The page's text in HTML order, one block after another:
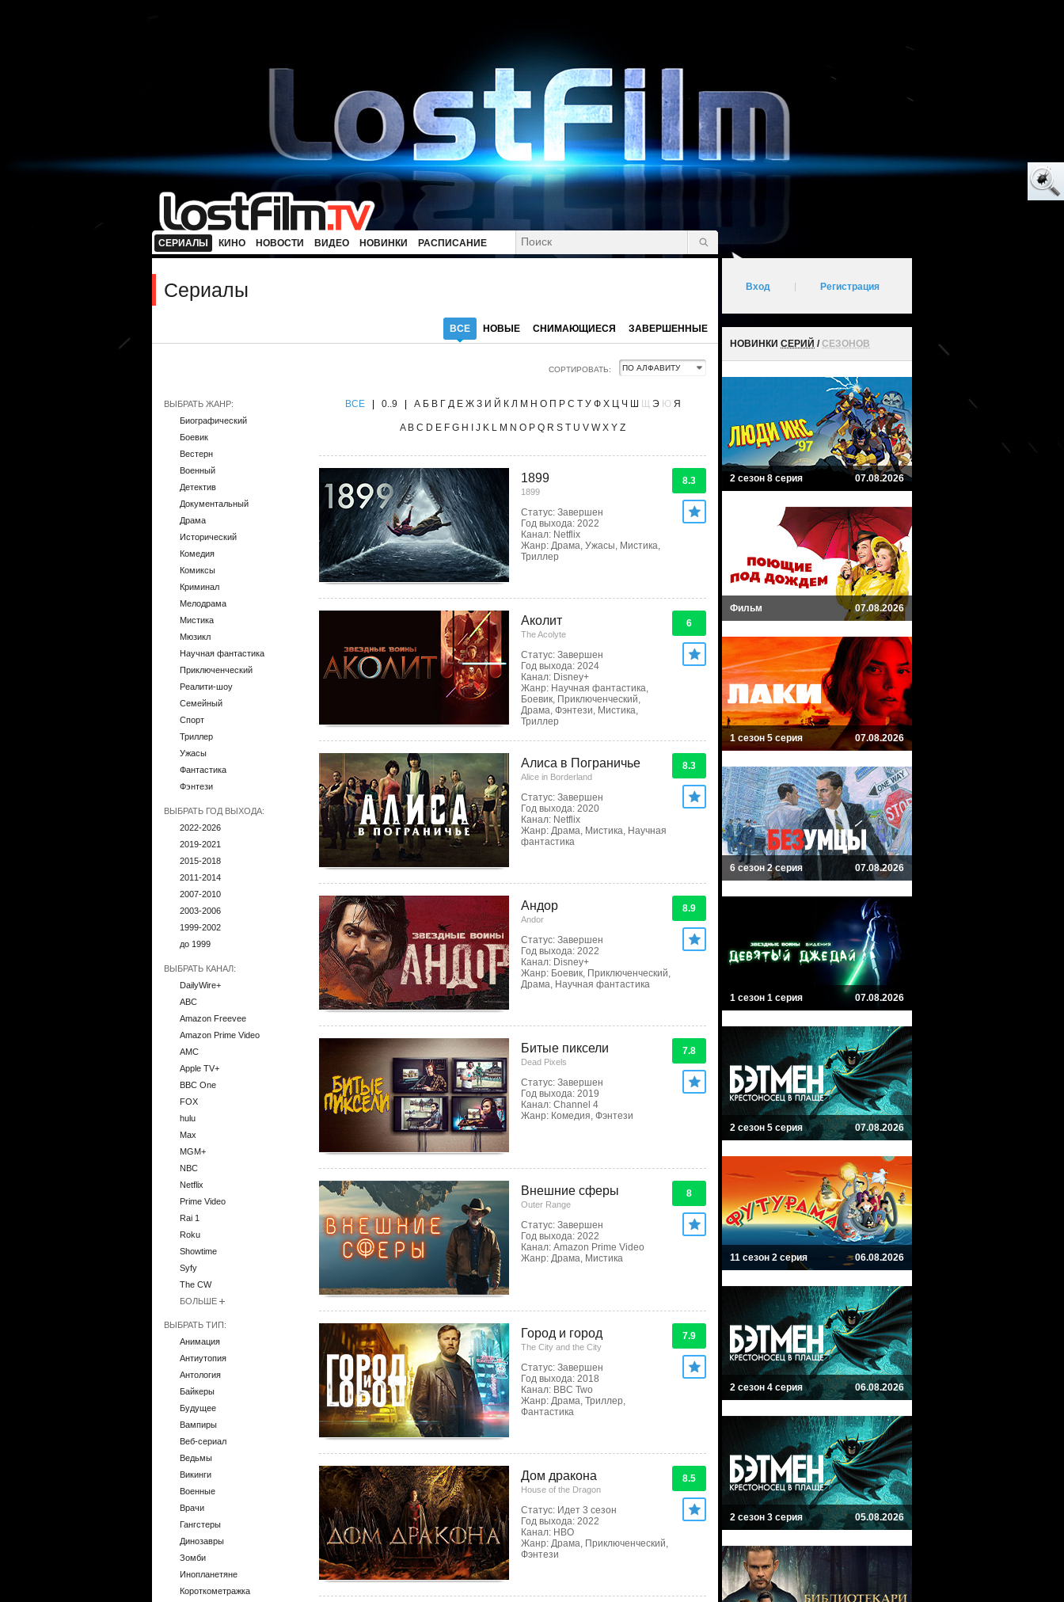
СЕРИАЛЫ КИНО НОВОСТИ ВИДЕО НОВИНКИ РАСПИСАНИЕ
Сериалы
ВСЕ НОВЫЕ СНИМАЮЩИЕСЯ ЗАВЕРШЕННЫЕ
СОРТИРОВАТЬ:
ВЫБРАТЬ ЖАНР:
Биографический
Боевик
Вестерн
Военный
Детектив
Документальный
Драма
Исторический
Комедия
Комиксы
Криминал
Мелодрама
Мистика
Мюзикл
Научная фантастика
Приключенческий
Реалити-шоу
Семейный
Спорт
Триллер
Ужасы
Фантастика
Фэнтези
ВЫБРАТЬ ГОД ВЫХОДА:
2022-2026
2019-2021
2015-2018
2011-2014
2007-2010
2003-2006
1999-2002
до 1999
ВЫБРАТЬ КАНАЛ:
DailyWire+
ABC
Amazon Freevee
Amazon Prime Video
AMC
Apple TV+
BBC One
FOX
hulu
Max
MGM+
NBC
Netflix
Prime Video
Rai 1
Roku
Showtime
Syfy
The CW
БОЛЬШЕ
ВЫБРАТЬ ТИП:
Анимация
Антиутопия
Антология
Байкеры
Будущее
Вампиры
Веб-сериал
Ведьмы
Викинги
Военные
Врачи
Гангстеры
Динозавры
Зомби
Инопланетяне
Короткометражка
ВCE 0..9 А Б В Г Д Е Ж З И Й К Л М Н О П Р С Т У Ф Х Ц Ч Ш Щ Э Ю Я
A B C D E F G H J K L M N O P Q R S T U V W X Y Z
1899
1899
Статус: Завершен
Год выхода: 2022
Канал: Netflix
Жанр: Драма, Ужасы, Мистика,
Триллер
8.3
Аколит
The Acolyte
Статус: Завершен
Год выхода: 2024
Канал: Disney+
Жанр: Научная фантастика,
Боевик, Приключенческий,
Драма, Фэнтези, Мистика,
Триллер
6
Алиса в Пограничье
Alice in Borderland
Статус: Завершен
Год выхода: 2020
Канал: Netflix
Жанр: Драма, Мистика, Научная
фантастика
8.3
Андор
Andor
Статус: Завершен
Год выхода: 2022
Канал: Disney+
Жанр: Боевик, Приключенческий,
Драма, Научная фантастика
8.9
Битые пиксели
Dead Pixels
Статус: Завершен
Год выхода: 2019
Канал: Channel 4
Жанр: Комедия, Фэнтези
7.8
Внешние сферы
Outer Range
Статус: Завершен
Год выхода: 2022
Канал: Amazon Prime Video
Жанр: Драма, Мистика
8
Город и город
The City and the City
Статус: Завершен
Год выхода: 2018
Канал: BBC Two
Жанр: Драма, Триллер,
Фантастика
7.9
Дом дракона
House of the Dragon
Статус: Идет 3 сезон
Год выхода: 2022
Канал: HBO
Жанр: Драма, Приключенческий,
Фэнтези
8.5
Вход Регистрация
НОВИНКИ СЕРИЙ /СЕЗОНОВ
2 сезон 8 серия 07.08.2026
Фильм 07.08.2026
1 сезон 5 серия 07.08.2026
6 сезон 2 серия 07.08.2026
1 сезон 1 серия 07.08.2026
2 сезон 5 серия 07.08.2026
11 сезон 2 серия 06.08.2026
2 сезон 4 серия 06.08.2026
2 сезон 3 серия 05.08.2026